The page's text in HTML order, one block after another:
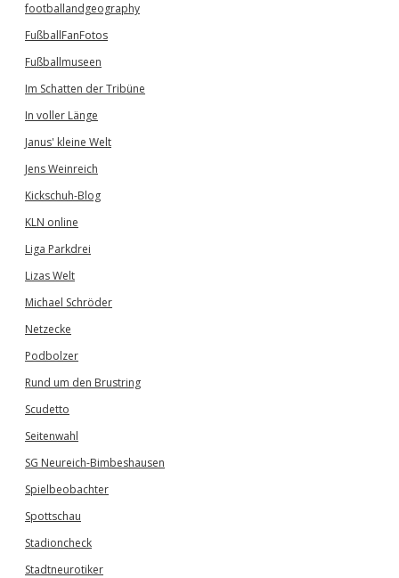
footballandgeography
FußballFanFotos
Fußballmuseen
Im Schatten der Tribüne
In voller Länge
Janus' kleine Welt
Jens Weinreich
Kickschuh-Blog
KLN online
Liga Parkdrei
Lizas Welt
Michael Schröder
Netzecke
Podbolzer
Rund um den Brustring
Scudetto
Seitenwahl
SG Neureich-Bimbeshausen
Spielbeobachter
Spottschau
Stadioncheck
Stadtneurotiker